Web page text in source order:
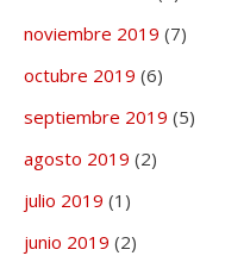
noviembre 2019 (7)
octubre 2019 (6)
septiembre 2019 (5)
agosto 2019 (2)
julio 2019 (1)
junio 2019 (2)